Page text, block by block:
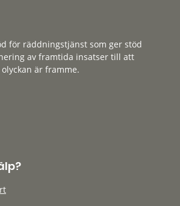
för räddningstjänst som ger stöd
av framtida insatser till att
är framme.